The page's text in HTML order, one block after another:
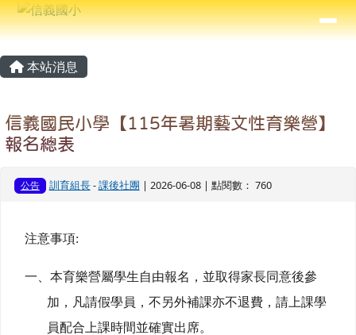
跳至主內容區
信義國小
⏸
導覽列
主內容區域
本站消息
信義國民小學【115年暑期藝文性育樂營】
報名總表
公告 訓育組長-課後社團 | 2026-06-08 | 點閱數： 760
注意事項:
一、本育樂營屬學生自由報名，並取得家長同意後參
加，凡請假學員，不另外補課亦不退費，請上課學
員配合上課時間並確實出席。
頁尾區域